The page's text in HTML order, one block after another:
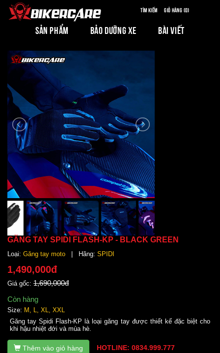
Tìm kiếm Giỏ hàng (0)
SẢN PHẨM BẢO DƯỠNG XE BÀI VIẾT
GĂNG TAY SPIDI FLASH-KP - BLACK GREEN
Loại: Găng tay moto | Hãng: SPIDI
1,490,000đ
Giá gốc: 1,690,000đ
Còn hàng
Size: M, L, XL, XXL
Găng tay Spidi Flash-KP là loại găng tay được thiết kế đặc biệt cho
khi hậu nhiệt đới và mùa hè.
Thêm vào giỏ hàng HOTLINE: 0834.999.777